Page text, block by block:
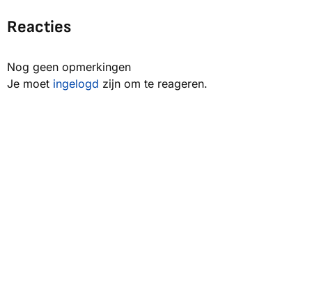
Reacties
Nog geen opmerkingen
Je moet ingelogd zijn om te reageren.